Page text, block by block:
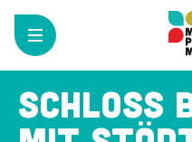
Aller
contenu
principal
Schloss
Panneau de gestion des